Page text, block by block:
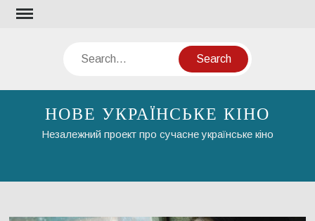
Skip
Search
НОВЕ УКРАЇНСЬКЕ КІНО
Незалежний проект про сучасне українське кіно